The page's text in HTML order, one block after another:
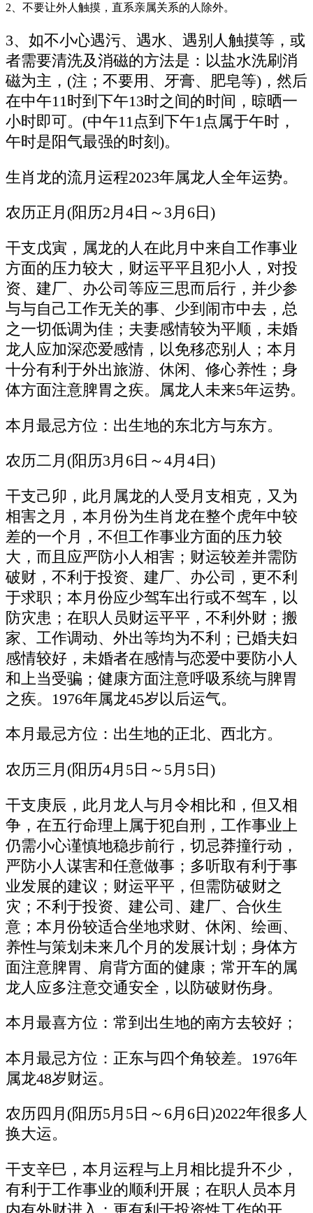
2、不要让外人触摸，直系亲属关系的人除外。
3、如不小心遇污、遇水、遇别人触摸等，或
者需要清洗及消磁的方法是：以盐水洗刷消
磁为主，(注；不要用、牙膏、肥皂等)，然后
在中午11时到下午13时之间的时间，晾晒一
小时即可。(中午11点到下午1点属于午时，
午时是阳气最强的时刻)。
生肖龙的流月运程2023年属龙人全年运势。
农历正月(阳历2月4日～3月6日)
干支戊寅，属龙的人在此月中来自工作事业
方面的压力较大，财运平平且犯小人，对投
资、建厂、办公司等应三思而后行，并少参
与与自己工作无关的事、少到闹市中去，总
之一切低调为佳；夫妻感情较为平顺，未婚
龙人应加深恋爱感情，以免移恋别人；本月
十分有利于外出旅游、休闲、修心养性；身
体方面注意脾胃之疾。属龙人未来5年运势。
本月最忌方位：出生地的东北方与东方。
农历二月(阳历3月6日～4月4日)
干支己卯，此月属龙的人受月支相克，又为
相害之月，本月份为生肖龙在整个虎年中较
差的一个月，不但工作事业方面的压力较
大，而且应严防小人相害；财运较差并需防
破财，不利于投资、建厂、办公司，更不利
于求职；本月份应少驾车出行或不驾车，以
防灾患；在职人员财运平平，不利外财；搬
家、工作调动、外出等均为不利；已婚夫妇
感情较好，未婚者在感情与恋爱中要防小人
和上当受骗；健康方面注意呼吸系统与脾胃
之疾。1976年属龙45岁以后运气。
本月最忌方位：出生地的正北、西北方。
农历三月(阳历4月5日～5月5日)
干支庚辰，此月龙人与月令相比和，但又相
争，在五行命理上属于犯自刑，工作事业上
仍需小心谨慎地稳步前行，切忌莽撞行动，
严防小人谋害和任意做事；多听取有利于事
业发展的建议；财运平平，但需防破财之
灾；不利于投资、建公司、建厂、合伙生
意；本月份较适合坐地求财、休闲、绘画、
养性与策划未来几个月的发展计划；身体方
面注意脾胃、肩背方面的健康；常开车的属
龙人应多注意交通安全，以防破财伤身。
本月最喜方位：常到出生地的南方去较好；
本月最忌方位：正东与四个角较差。1976年
属龙48岁财运。
农历四月(阳历5月5日～6月6日)2022年很多人
换大运。
干支辛巳，本月运程与上月相比提升不少，
有利于工作事业的顺利开展；在职人员本月